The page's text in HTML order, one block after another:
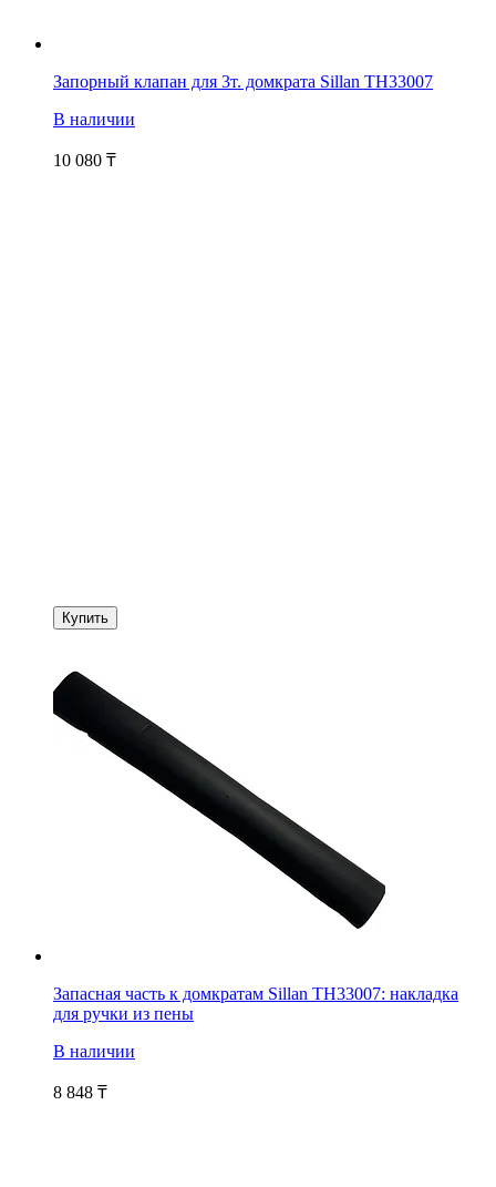
Запорный клапан для 3т. домкрата Sillan TH33007
В наличии
10 080 ₸
Купить
Запасная часть к домкратам Sillan TH33007: накладка
для ручки из пены
В наличии
8 848 ₸